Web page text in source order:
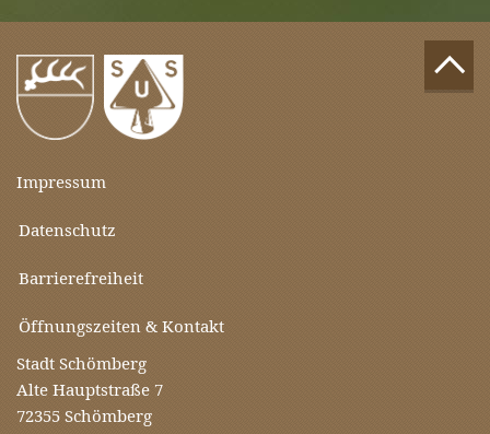
Impressum
Datenschutz
Barrierefreiheit
Öffnungszeiten & Kontakt
Stadt Schömberg
Alte Hauptstraße 7
72355 Schömberg